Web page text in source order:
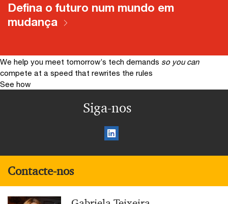
Defina o futuro num mundo em
mudança
We help you meet tomorrow’s tech demands so you can
compete at a speed that rewrites the rules
See how
Siga-nos
Contacte-nos